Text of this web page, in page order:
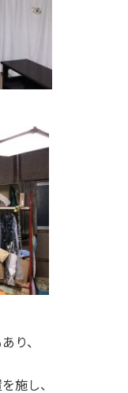
り、
施し、